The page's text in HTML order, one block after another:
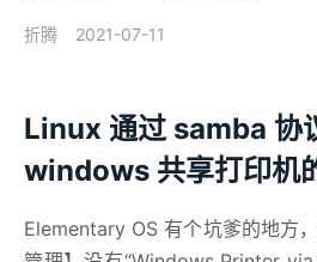
折腾 2021-07-11
Linux 通过 samba 协
windows 共享打印机
Elementary OS 有个坑爹的地方